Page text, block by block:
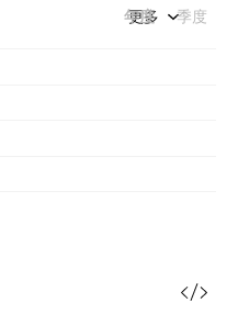
年度 季度
更多